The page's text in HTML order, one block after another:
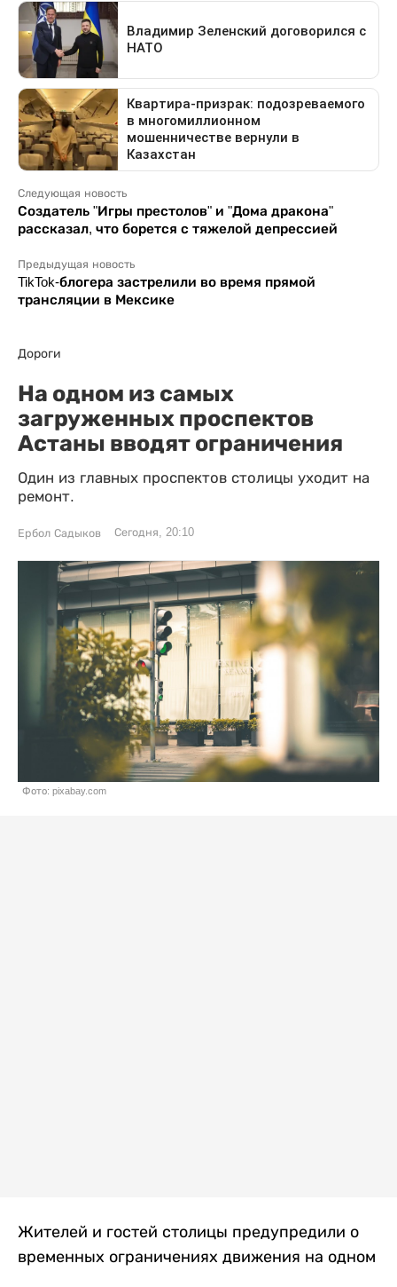
Следующая новость
Создатель "Игры престолов" и "Дома дракона"
рассказал, что борется с тяжелой депрессией
Предыдущая новость
TikTok-блогера застрелили во время прямой
трансляции в Мексике
Дороги
На одном из самых
загруженных проспектов
Астаны вводят ограничения
Один из главных проспектов столицы уходит на
ремонт.
Ербол Садыков Сегодня, 20:10
Фото: pixabay.com
Жителей и гостей столицы предупредили о
временных ограничениях движения на одном